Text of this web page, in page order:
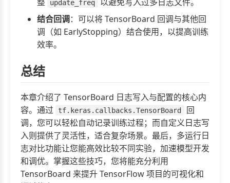
update_freq
结合回调：可以将 TensorBoard 回调与其他回
调（如 EarlyStopping）结合使用，以提高训练
效率。
总结
本章介绍了 TensorBoard 日志写入与配置的核心内
容。通过
tf.keras.callbacks.TensorBoard
回
调，您可以轻松自动记录训练过程；而自定义日志写
入则提供了灵活性，适合复杂场景。最后，多运行日
志对比功能让您能高效比较不同实验，加速模型开发
和调优。掌握这些技巧，您将能充分利用
TensorBoard 来提升 TensorFlow 项目的可视化和